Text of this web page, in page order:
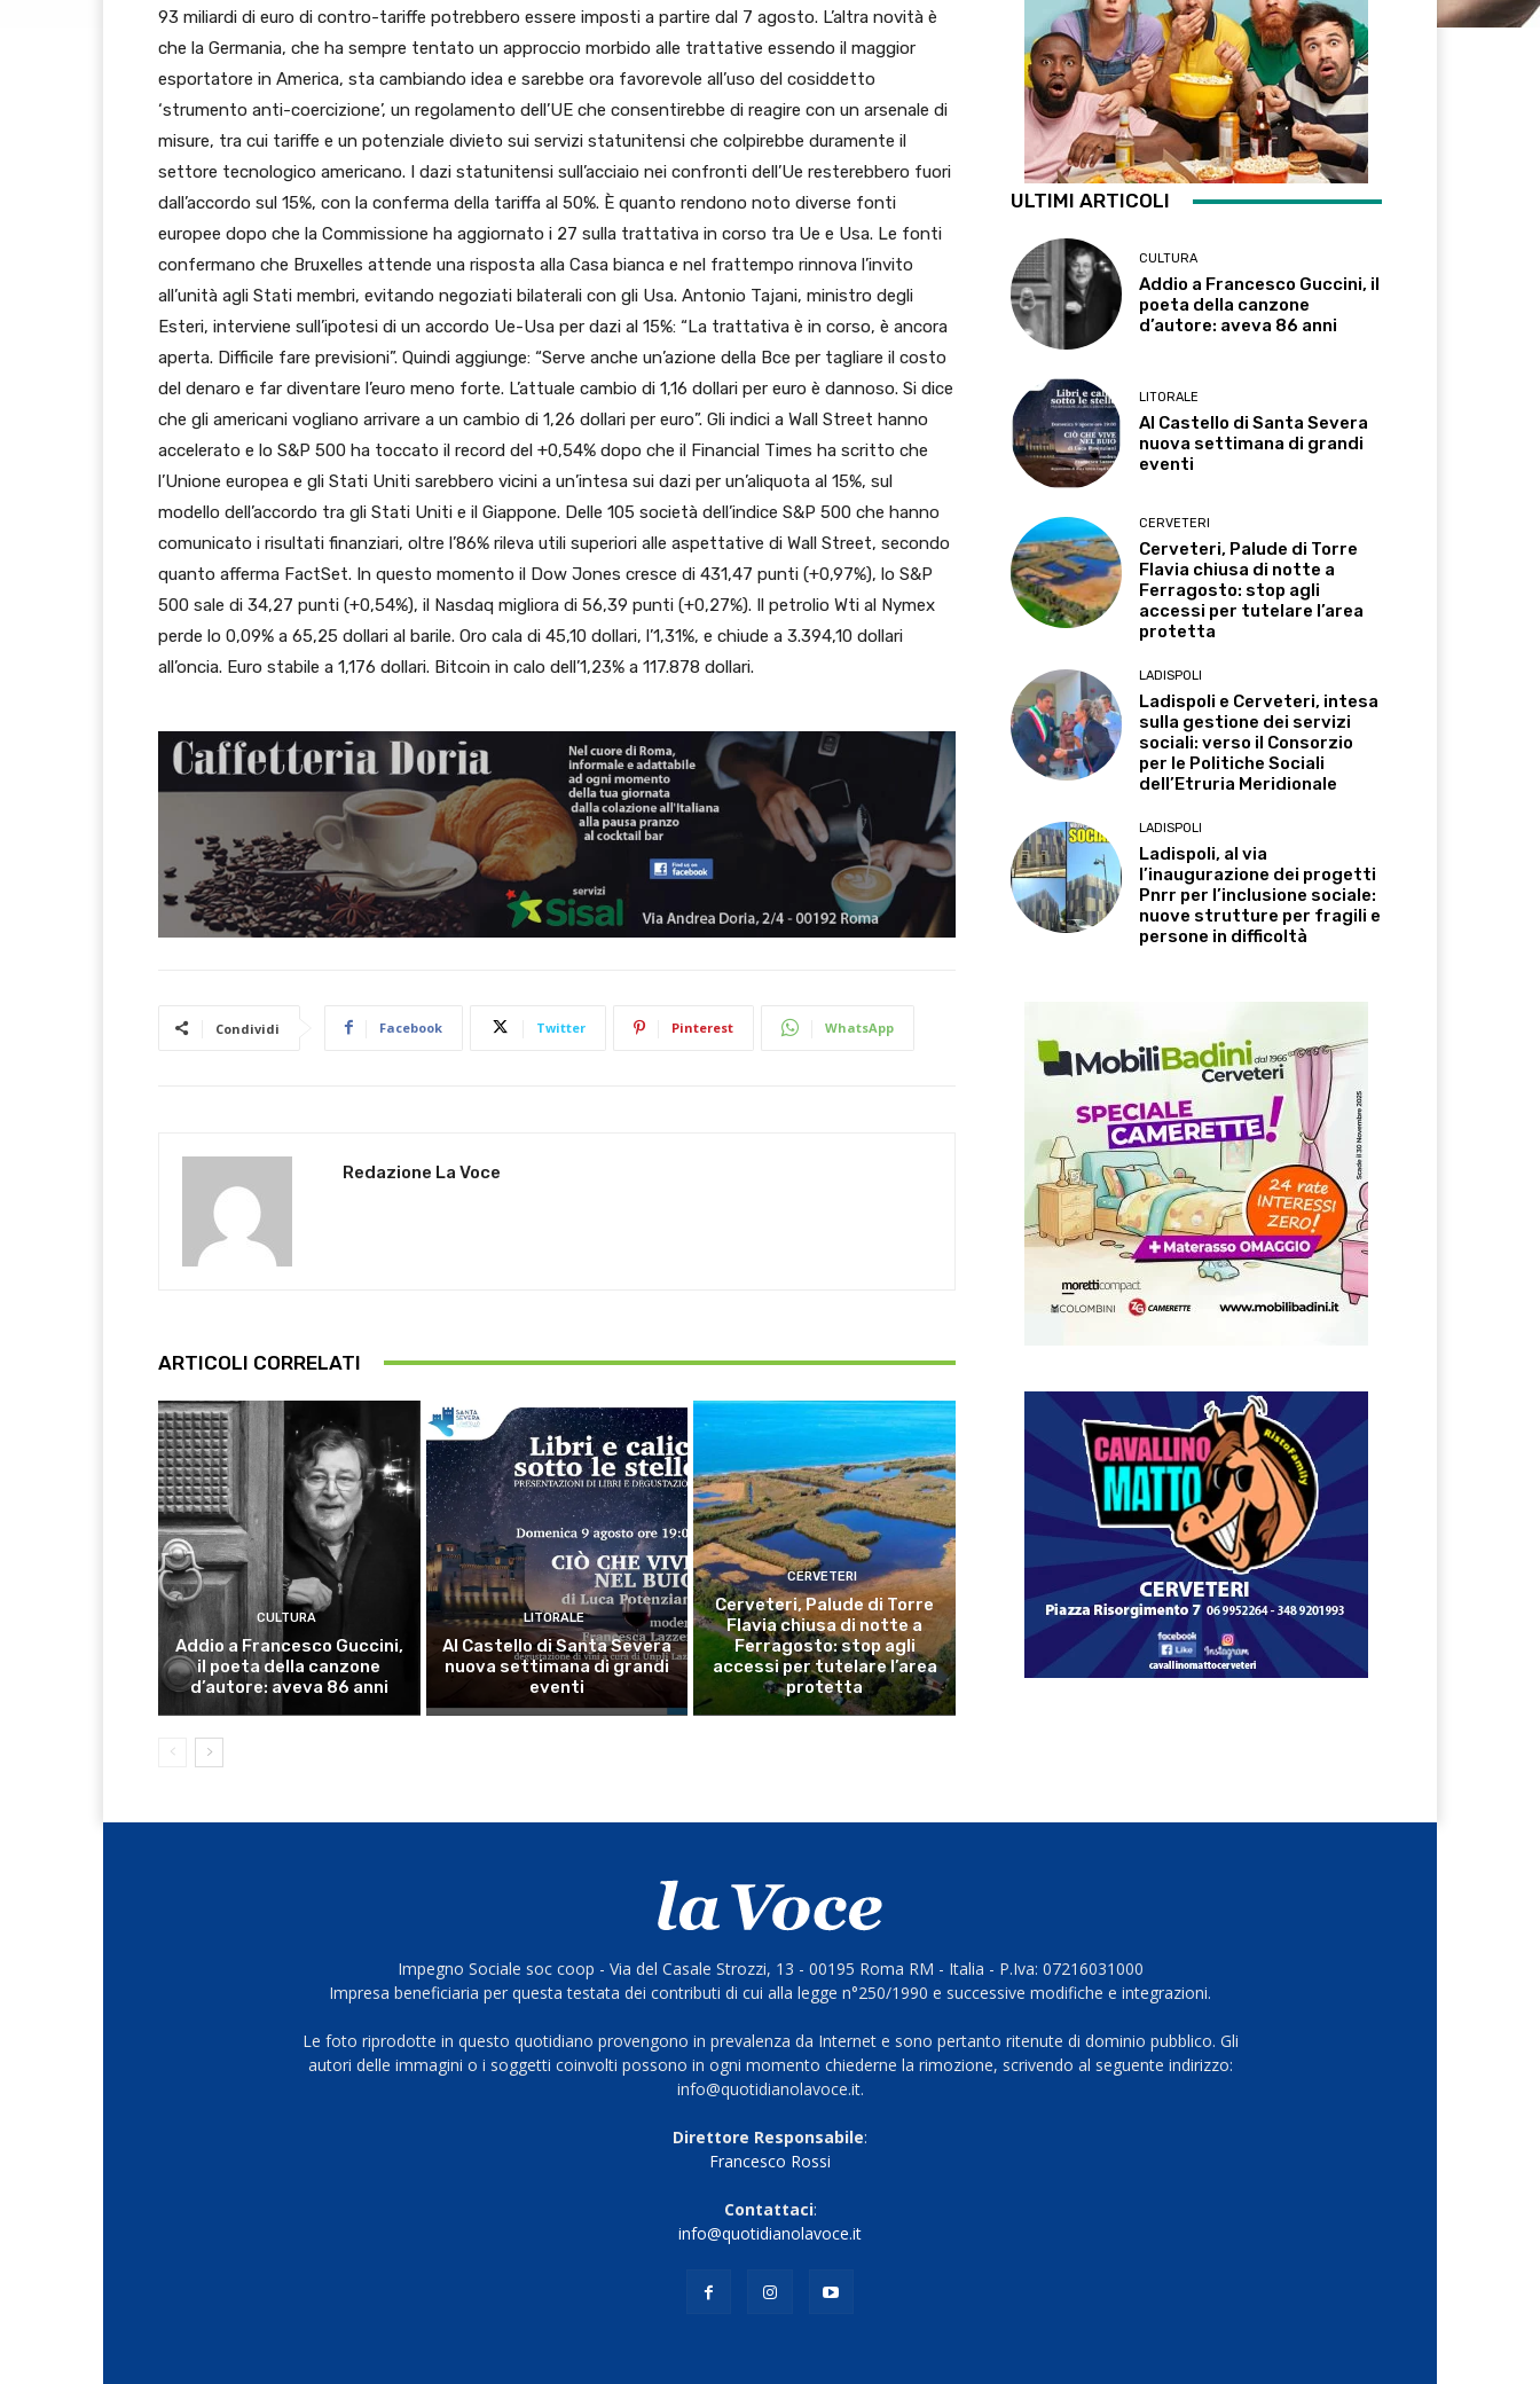
93 miliardi di euro di contro-tariffe potrebbero essere imposti a partire dal 7 agosto. L’altra novità è
che la Germania, che ha sempre tentato un approccio morbido alle trattative essendo il maggior
esportatore in America, sta cambiando idea e sarebbe ora favorevole all’uso del cosiddetto
‘strumento anti-coercizione’, un regolamento dell’UE che consentirebbe di reagire con un arsenale di
misure, tra cui tariffe e un potenziale divieto sui servizi statunitensi che colpirebbe duramente il
settore tecnologico americano. I dazi statunitensi sull’acciaio nei confronti dell’Ue resterebbero fuori
dall’accordo sul 15%, con la conferma della tariffa al 50%. È quanto rendono noto diverse fonti
europee dopo che la Commissione ha aggiornato i 27 sulla trattativa in corso tra Ue e Usa. Le fonti
confermano che Bruxelles attende una risposta alla Casa bianca e nel frattempo rinnova l’invito
all’unità agli Stati membri, evitando negoziati bilaterali con gli Usa. Antonio Tajani, ministro degli
Esteri, interviene sull’ipotesi di un accordo Ue-Usa per dazi al 15%: “La trattativa è in corso, è ancora
aperta. Difficile fare previsioni”. Quindi aggiunge: “Serve anche un’azione della Bce per tagliare il costo
del denaro e far diventare l’euro meno forte. L’attuale cambio di 1,16 dollari per euro è dannoso. Si dice
che gli americani vogliano arrivare a un cambio di 1,26 dollari per euro”. Gli indici a Wall Street hanno
accelerato e lo S&P 500 ha toccato il record del +0,54% dopo che il Financial Times ha scritto che
l’Unione europea e gli Stati Uniti sarebbero vicini a un’intesa sui dazi per un’aliquota al 15%, sul
modello dell’accordo tra gli Stati Uniti e il Giappone. Delle 105 società dell’indice S&P 500 che hanno
comunicato i risultati finanziari, oltre l’86% rileva utili superiori alle aspettative di Wall Street, secondo
quanto afferma FactSet. In questo momento il Dow Jones cresce di 431,47 punti (+0,97%), lo S&P
500 sale di 34,27 punti (+0,54%), il Nasdaq migliora di 56,39 punti (+0,27%). Il petrolio Wti al Nymex
perde lo 0,09% a 65,25 dollari al barile. Oro cala di 45,10 dollari, l’1,31%, e chiude a 3.394,10 dollari
all’oncia. Euro stabile a 1,176 dollari. Bitcoin in calo dell’1,23% a 117.878 dollari.
Condividi Facebook Twitter Pinterest WhatsApp
Redazione La Voce
ARTICOLI CORRELATI
CULTURA
Addio a Francesco Guccini,
il poeta della canzone
d’autore: aveva 86 anni
LITORALE
Al Castello di Santa Severa
nuova settimana di grandi
eventi
CERVETERI
Cerveteri, Palude di Torre
Flavia chiusa di notte a
Ferragosto: stop agli
accessi per tutelare l’area
protetta
ULTIMI ARTICOLI
CULTURA
Addio a Francesco Guccini, il
poeta della canzone
d’autore: aveva 86 anni
LITORALE
Al Castello di Santa Severa
nuova settimana di grandi
eventi
CERVETERI
Cerveteri, Palude di Torre
Flavia chiusa di notte a
Ferragosto: stop agli
accessi per tutelare l’area
protetta
LADISPOLI
Ladispoli e Cerveteri, intesa
sulla gestione dei servizi
sociali: verso il Consorzio
per le Politiche Sociali
dell’Etruria Meridionale
LADISPOLI
Ladispoli, al via
l’inaugurazione dei progetti
Pnrr per l’inclusione sociale:
nuove strutture per fragili e
persone in difficoltà
Impegno Sociale soc coop - Via del Casale Strozzi, 13 - 00195 Roma RM - Italia - P.Iva: 07216031000
Impresa beneficiaria per questa testata dei contributi di cui alla legge n°250/1990 e successive modifiche e integrazioni.
Le foto riprodotte in questo quotidiano provengono in prevalenza da Internet e sono pertanto ritenute di dominio pubblico. Gli
autori delle immagini o i soggetti coinvolti possono in ogni momento chiederne la rimozione, scrivendo al seguente indirizzo:
info@quotidianolavoce.it.
Direttore Responsabile:
Francesco Rossi
Contattaci:
info@quotidianolavoce.it